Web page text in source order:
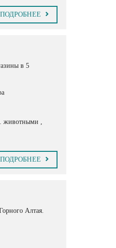
ПОДРОБНЕЕ
в 5
животными ,
ПОДРОБНЕЕ
Алтая.